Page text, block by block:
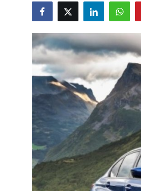
Bakım & Arıza Çözümleri
İkinci El & Ekspertiz
Muayene & Emisyon
Trafik Cezaları & Mevzuat
Ehliyet & Ruhsat İşlemleri
Sigorta & Kasko
Yakıt, LPG & Elektrikli